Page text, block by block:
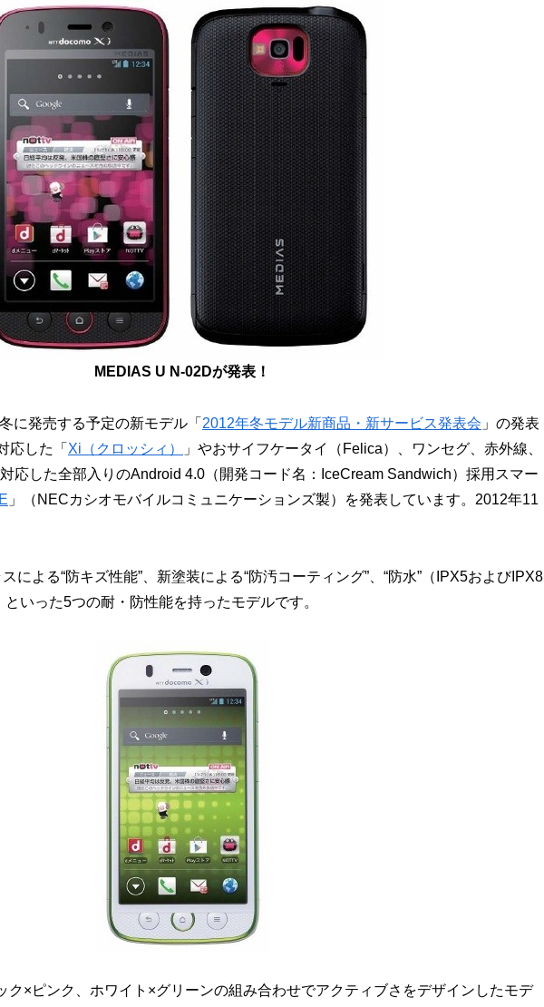
MEDIAS U N-02Dが発表！
に発売する予定の新モデル「 2012年冬モデル新商品・新サービス発表会 」の発表
応した「 Xi（クロッシィ）
」やおサイフケータイ（Felica）、ワンセグ、赤外線、
応した全部入りのAndroid 4.0（開発コード名：IceCream Sandwich）採用スマー
」（NECカシオモバイルコミュニケーションズ製）を発表しています。2012年11
による“防キズ性能”、新塗装による“防汚コーティング”、“防水”（IPX5およびIPX8
いった5つの耐・防性能を持ったモデルです。
ク×ピンク、ホワイト×グリーンの組み合わせでアクティブさをデザインしたモデ